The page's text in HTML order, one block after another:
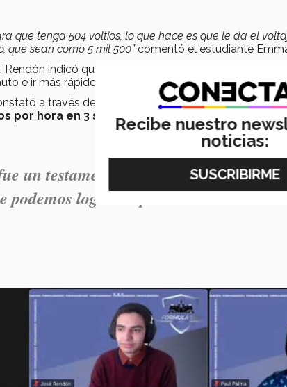
que tenga 504 voltios, lo que hace es que le da el
que sean como 5 mil 500”comentó el estudiante
, Rendón indicó que se trabajó con
, el cual
e ir más rápido en curvas.
a través de un código de simulación que, con un
por hora en 3 segundos.
un testamento a todo el esfuerzo que
podemos lograr al poner el
Recibe nuestro
noticias: